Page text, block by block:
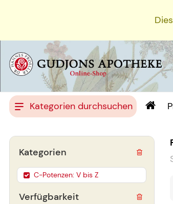
Kategorien durchsuchen
Verfügbarkeit
Kategorien
C-Potenzen: V bis Z